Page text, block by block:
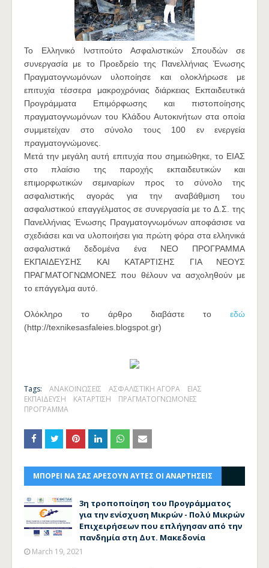
Το Ελληνικό Ινστιτούτο Ασφαλιστικών Σπουδών σε
συνεργασία με το Προεδρείο της Πανελλήνιας Ένωσης
Πραγματογνωμόνων υλοποίησε και ολοκλήρωσε με
επιτυχία τέσσερα μακροχρόνιας διάρκειας Εκπαιδευτικά
Προγράμματα Επιμόρφωσης και πιστοποίησης
πραγματογνωμόνων του Κλάδου Αυτοκινήτων στα οποία
συμμετείχαν στο σύνολο τους 100 εν ενεργεία
πραγματογνώμονες.
Μετά την μεγάλη αυτή επιτυχία που σημειώθηκε, το ΕΙΑΣ
στο πλαίσιο της παροχής εκπαιδευτικών και
επιμορφωτικών σεμιναρίων προς το σύνολο της
ασφαλιστικής αγοράς για την αναβάθμιση του
ασφαλιστικού επαγγέλματος σε συνεργασία με το ∆.Σ. της
Πανελλήνιας Ένωσης Πραγματογνωμόνων αποφάσισε να
σχεδιάσει και να υλοποιήσει για πρώτη φόρα στα ελληνικά
ασφαλιστικά δεδομένα ένα ΝΕΟ ΠΡΟΓΡΑΜΜΑ
ΕΚΠΑΙΔΕΥΣΗΣ ΚΑΙ ΚΑΤΑΡΤΙΣΗΣ ΓΙΑ ΝΕΟΥΣ
ΠΡΑΓΜΑΤΟΓΝΩΜΟΝΕΣ που θέλουν να ασχοληθούν με
το επάγγελμα αυτό.
Ολόκληρο το άρθρο διαβάστε το εδώ
(http://texnikesasfaleies.blogspot.gr)
Tags: ΑΝΑΚΟΙΝΩΣΕΙΣ ΑΣΦΑΛΙΣΤΙΚΗ ΑΓΟΡΑ
ΕΙΑΣ
ΕΚΠΑΙΔΕΥΣΗ
ΚΑΤΑΡΤΙΣΗ
ΠΡΑΓΜΑΤΟΓΝΩΜΟΝΕΣ
ΠΡΟΓΡΑΜΜΑ
ΜΠΟΡΕΙ ΝΑ ΣΑΣ ΑΡΕΣΟΥΝ ΑΥΤΕΣ ΟΙ ΑΝΑΡΤΗΣΕΙΣ
3η τροποποίηση του Προγράμματος
για την ενίσχυση Μικρών - Πολύ Μικρών
Επιχειρήσεων που επλήγησαν από την
πανδημία στη Δυτ. Μακεδονία
March 19, 2021